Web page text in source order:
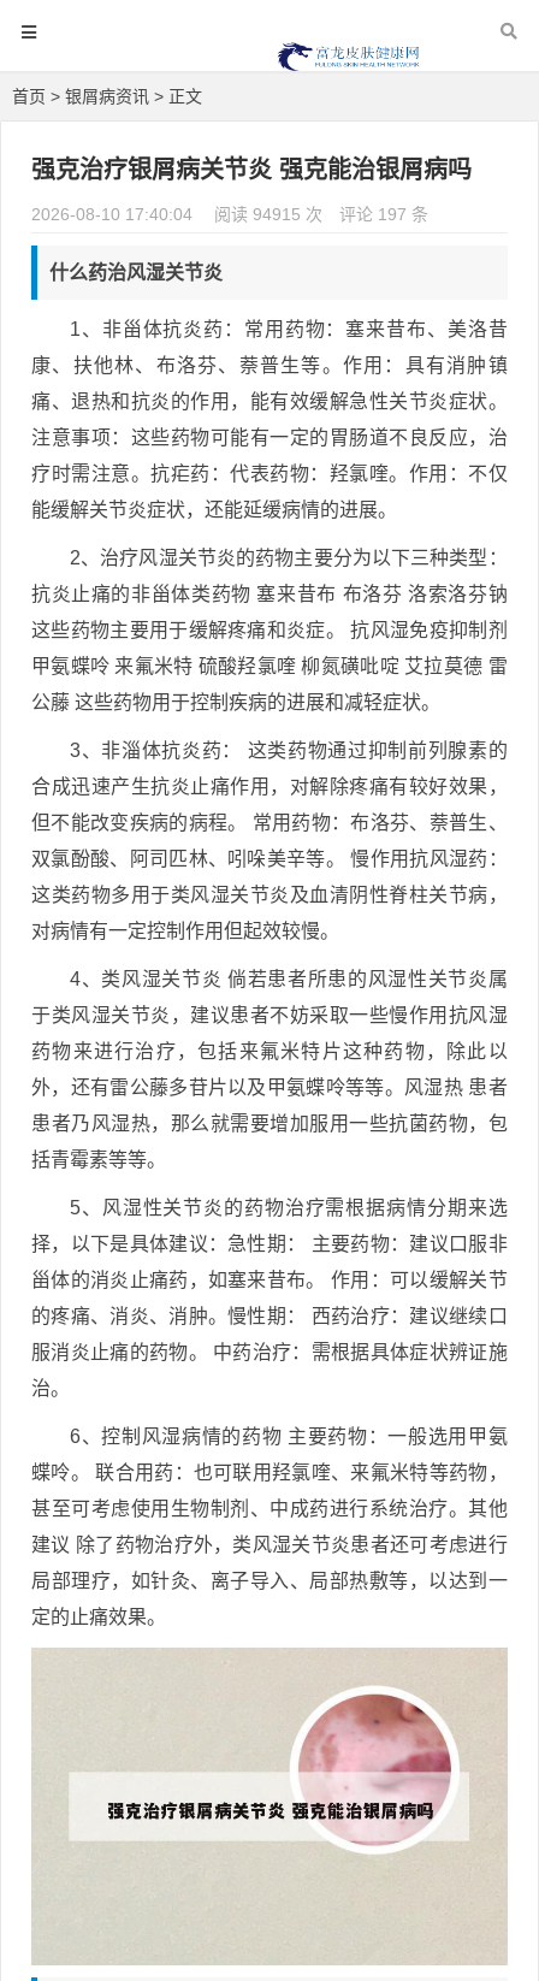
首页 > 银屑病资讯 > 正文
强克治疗银屑病关节炎 强克能治银屑病吗
2026-08-10 17:40:04 阅读 94915 次 评论 197 条
什么药治风湿关节炎
1、非甾体抗炎药：常用药物：塞来昔布、美洛昔
康、扶他林、布洛芬、萘普生等。作用：具有消肿镇
痛、退热和抗炎的作用，能有效缓解急性关节炎症状。
注意事项：这些药物可能有一定的胃肠道不良反应，治
疗时需注意。抗疟药：代表药物：羟氯喹。作用：不仅
能缓解关节炎症状，还能延缓病情的进展。
2、治疗风湿关节炎的药物主要分为以下三种类型：
抗炎止痛的非甾体类药物 塞来昔布 布洛芬 洛索洛芬钠
这些药物主要用于缓解疼痛和炎症。 抗风湿免疫抑制剂
甲氨蝶呤 来氟米特 硫酸羟氯喹 柳氮磺吡啶 艾拉莫德 雷
公藤 这些药物用于控制疾病的进展和减轻症状。
3、非淄体抗炎药： 这类药物通过抑制前列腺素的
合成迅速产生抗炎止痛作用，对解除疼痛有较好效果，
但不能改变疾病的病程。 常用药物：布洛芬、萘普生、
双氯酚酸、阿司匹林、吲哚美辛等。 慢作用抗风湿药：
这类药物多用于类风湿关节炎及血清阴性脊柱关节病，
对病情有一定控制作用但起效较慢。
4、类风湿关节炎 倘若患者所患的风湿性关节炎属
于类风湿关节炎，建议患者不妨采取一些慢作用抗风湿
药物来进行治疗，包括来氟米特片这种药物，除此以
外，还有雷公藤多苷片以及甲氨蝶呤等等。风湿热 患者
患者乃风湿热，那么就需要增加服用一些抗菌药物，包
括青霉素等等。
5、风湿性关节炎的药物治疗需根据病情分期来选
择，以下是具体建议：急性期： 主要药物：建议口服非
甾体的消炎止痛药，如塞来昔布。 作用：可以缓解关节
的疼痛、消炎、消肿。慢性期： 西药治疗：建议继续口
服消炎止痛的药物。 中药治疗：需根据具体症状辨证施
治。
6、控制风湿病情的药物 主要药物：一般选用甲氨
蝶呤。 联合用药：也可联用羟氯喹、来氟米特等药物，
甚至可考虑使用生物制剂、中成药进行系统治疗。其他
建议 除了药物治疗外，类风湿关节炎患者还可考虑进行
局部理疗，如针灸、离子导入、局部热敷等，以达到一
定的止痛效果。